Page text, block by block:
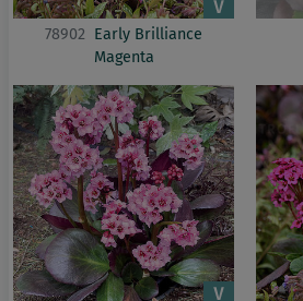
78902 Early Brilliance
Magenta